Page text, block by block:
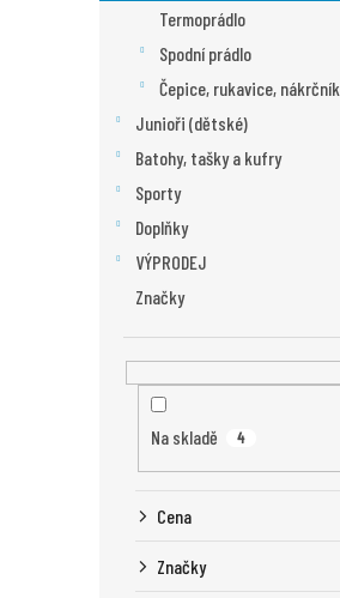
Termoprádlo
Spodní prádlo
Čepice, rukavice,
Junioři (dětské)
Batohy, tašky a kufry
Sporty
Doplňky
VÝPRODEJ
Značky
Na skladě 4
Cena
Značky